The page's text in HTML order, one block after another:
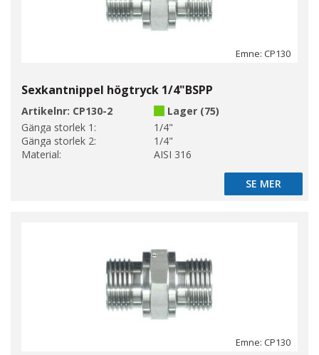
Emne: CP130
Sexkantnippel högtryck 1/4"BSPP
Artikelnr: CP130-2
Lager (75)
Gänga storlek 1:
1/4"
Gänga storlek 2:
1/4"
Material:
AISI 316
SE MER
SE MER
Emne: CP130